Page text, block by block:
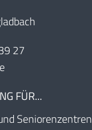
27
FÜR...
Seniorenzentren